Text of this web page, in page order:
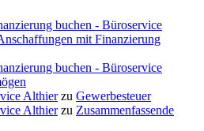
buchen - Büroservice
mit Finanzierung
buchen - Büroservice
Althierzu Gewerbesteuer
Althierzu Zusammenfassende